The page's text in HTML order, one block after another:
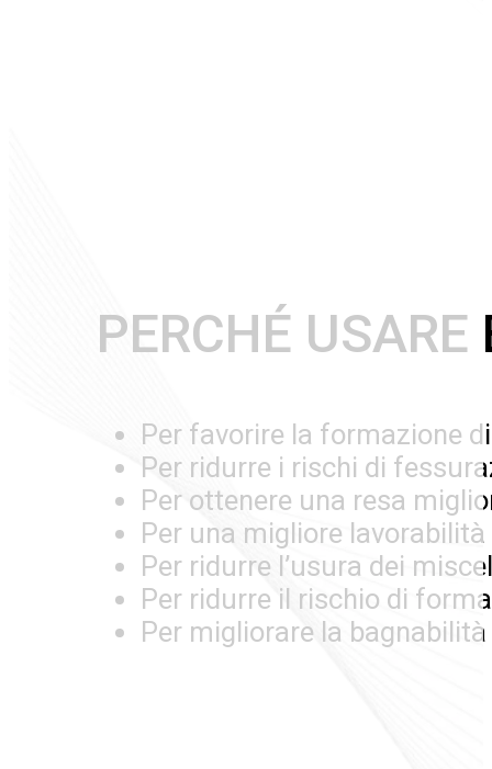
PERCHÉ
Per favorire la formazione
Per ridurre i rischi di
Per ottenere una resa
Per una migliore
Per ridurre l’usura dei
Per ridurre il rischio di
Per migliorare la